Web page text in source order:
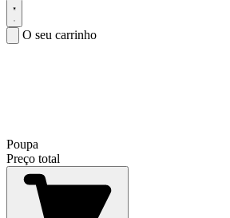
O seu carrinho
Poupa
Preço total